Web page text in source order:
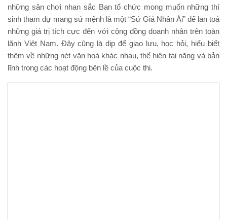
những sân chơi nhan sắc Ban tổ chức mong muốn những thí
sinh tham dự mang sứ mệnh là một “Sứ Giả Nhân Ái” để lan toả
những giá trị tích cực đến với cộng đồng doanh nhân trên toàn
lãnh Việt Nam. Đây cũng là dịp để giao lưu, học hỏi, hiểu biết
thêm về những nét văn hoá khác nhau, thể hiện tài năng và bản
lĩnh trong các hoạt động bên lề của cuộc thi.